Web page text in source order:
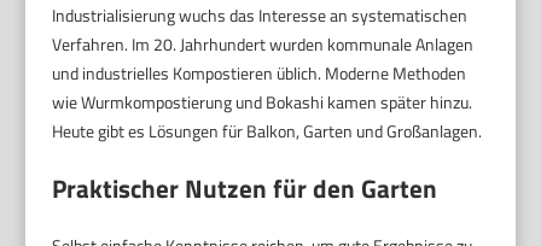
Industrialisierung wuchs das Interesse an systematischen
Verfahren. Im 20. Jahrhundert wurden kommunale Anlagen
und industrielles Kompostieren üblich. Moderne Methoden
wie Wurmkompostierung und Bokashi kamen später hinzu.
Heute gibt es Lösungen für Balkon, Garten und Großanlagen.
Praktischer Nutzen für den Garten